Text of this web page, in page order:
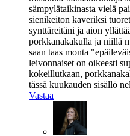
sämpylätaikinasta vielä
sienikeiton kaveriksi
synttäreitäni ja aion
porkkanakakulla ja niillä
saan taas monta
leivonnaiset on oikeesti
kokeillutkaan,
tässä kuukauden sisällö
Vastaa